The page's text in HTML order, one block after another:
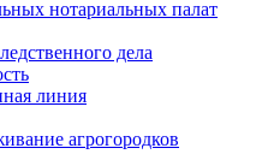
нотариальных палат
дела
линия
агрогородков